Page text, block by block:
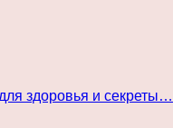
здоровья и секреты…